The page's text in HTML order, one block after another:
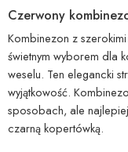
Czerwony
Kombinezon z
świetnym wyborem dla
weselu. Ten elegancki
wyjątkowość.
sposobach, ale
czarną kopertówką.